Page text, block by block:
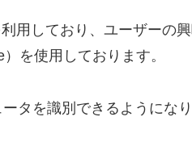
用しており、ユーザーの
を使用しております。
タを識別できるようにな